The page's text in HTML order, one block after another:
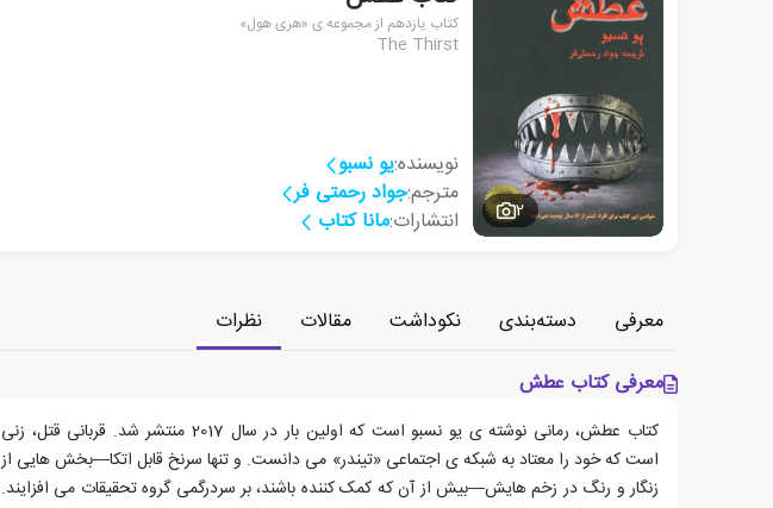
2
کتاب یازدهم از مجموعه ی «هری هول»
The Thirst
نویسنده:یو نسبو
مترجم:جواد رحمتی فر
انتشارات:مانا کتاب
معرفی دسته‌بندی نکوداشت مقالات
نظرات
معرفی کتاب عطش
کتاب عطش، رمانی نوشته ی یو نسبو است که اولین بار در سال 2017 منتشر شد. قربانی قتل، زنی
است که خود را معتاد به شبکه ی اجتماعی «تیندر» می دانست. و تنها سرنخ قابل اتکا—بخش هایی از
زنگار و رنگ در زخم هایش—بیش از آن که کمک کننده باشند، بر سردرگمی گروه تحقیقات می افزایند.